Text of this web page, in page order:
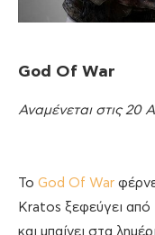
God Of War
Αναμένεται στις 20
Το God Of War
Kratos ξεφεύγει από
και μπαίνει στα